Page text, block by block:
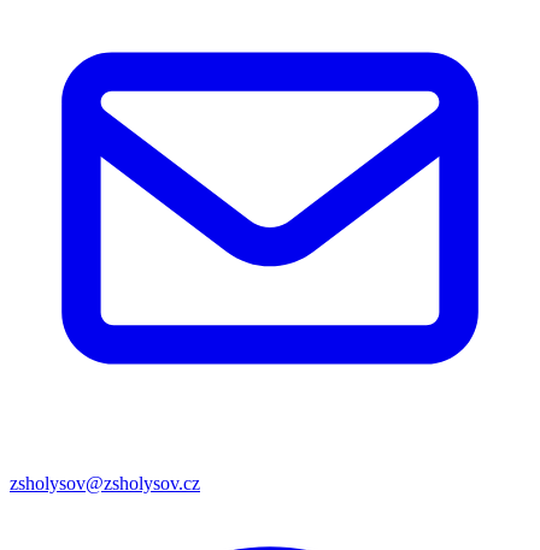
zsholysov@zsholysov.cz